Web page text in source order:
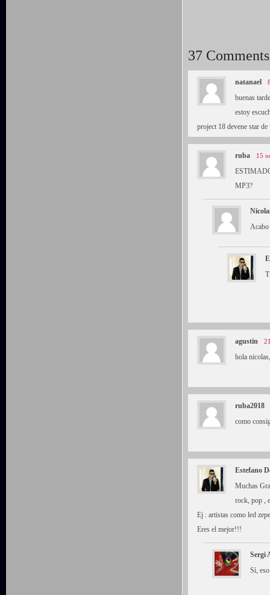
37 Comments
natanael
buenas
estoy
project 18 devene star
ruba 15
MP3?
Acabo
agustin
hola
ruba2018
como
Estefano
Muchas
rock, pop ,
Ej : artistas como led
Eres el mejor!!!
Sergi
Sí,